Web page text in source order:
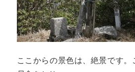
ここからの景色は、絶景です。